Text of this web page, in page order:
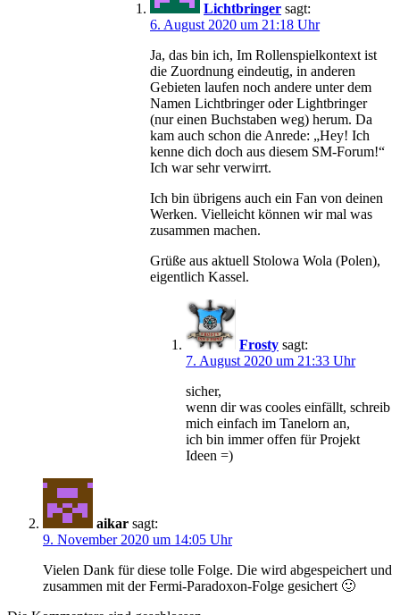
Lichtbringer sagt:
6. August 2020 um 21:18 Uhr
Ja, das bin ich, Im Rollenspielkontext ist
die Zuordnung eindeutig, in anderen
Gebieten laufen noch andere unter dem
Namen Lichtbringer oder Lightbringer
(nur einen Buchstaben weg) herum. Da
kam auch schon die Anrede: „Hey! Ich
kenne dich doch aus diesem SM-Forum!“
Ich war sehr verwirrt.
Ich bin übrigens auch ein Fan von deinen
Werken. Vielleicht können wir mal was
zusammen machen.
Grüße aus aktuell Stolowa Wola (Polen),
eigentlich Kassel.
Frosty sagt:
7. August 2020 um 21:33 Uhr
sicher,
wenn dir was cooles einfällt, schreib
mich einfach im Tanelorn an,
ich bin immer offen für Projekt
Ideen =)
aikar sagt:
9. November 2020 um 14:05 Uhr
Vielen Dank für diese tolle Folge. Die wird abgespeichert und
zusammen mit der Fermi-Paradoxon-Folge gesichert 🙂